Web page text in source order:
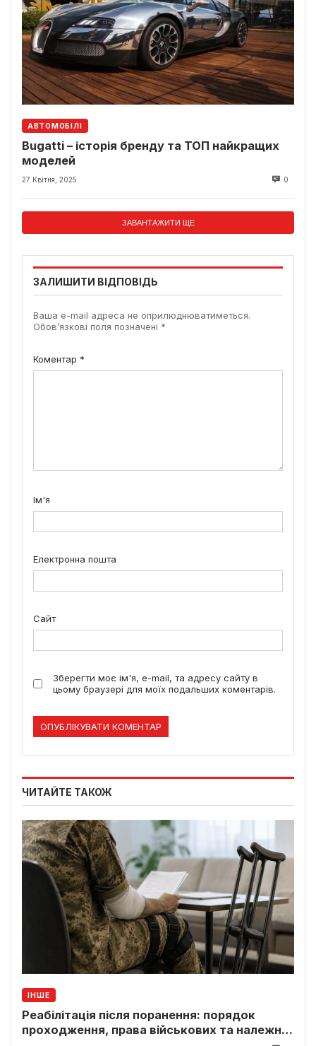
АВТОМОБІЛІ
Bugatti – історія бренду та ТОП найкращих
моделей
27 Квітня, 2025 0
ЗАВАНТАЖИТИ ЩЕ
ЗАЛИШИТИ ВІДПОВІДЬ
Ваша e-mail адреса не оприлюднюватиметься.
Обов’язкові поля позначені *
Коментар *
Ім'я
Електронна пошта
Сайт
Зберегти моє ім'я, e-mail, та адресу сайту в
цьому браузері для моїх подальших коментарів.
ЧИТАЙТЕ ТАКОЖ
ІНШЕ
Реабілітація після поранення: порядок
проходження, права військових та належні